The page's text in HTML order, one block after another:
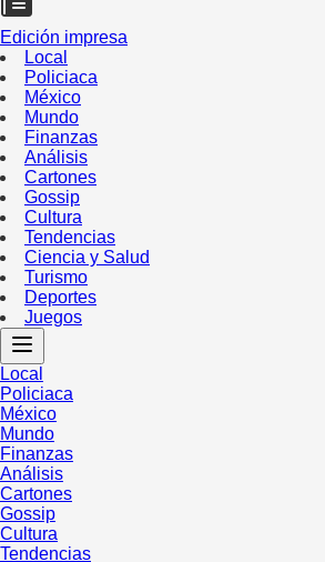
Edición impresa
Local
Policiaca
México
Mundo
Finanzas
Análisis
Cartones
Gossip
Cultura
Tendencias
Ciencia y Salud
Turismo
Deportes
Juegos
Local
Policiaca
México
Mundo
Finanzas
Análisis
Cartones
Gossip
Cultura
Tendencias